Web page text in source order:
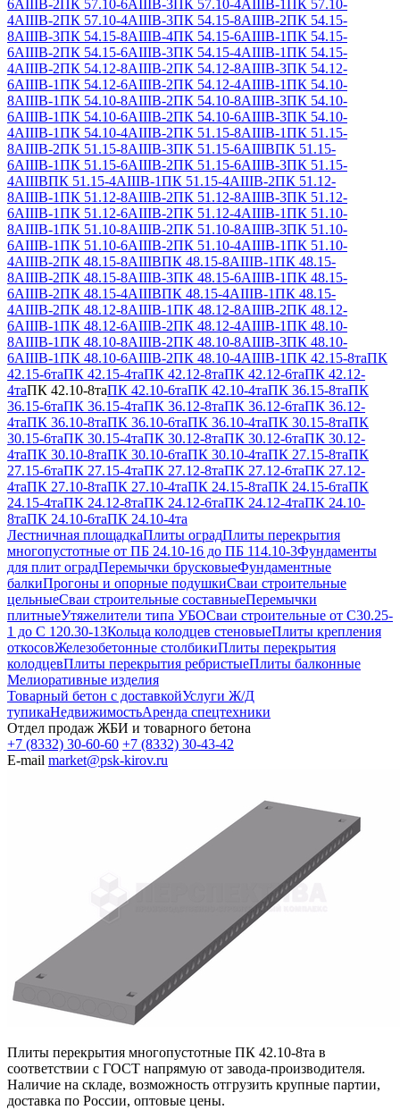
6АIIIВ-2 ПК 57.10-6АIIIВ-3 ПК 57.10-4АIIIВ-1
ПК 57.10-
4АIIIВ-2ПК 57.10-4АIIIВ-3ПК 54.15-8АIIIВ-2ПК 54.15-
8АIIIВ-3ПК 54.15-8АIIIВ-4ПК 54.15-6АIIIВ-1ПК 54.15-
6АIIIВ-2ПК 54.15-6АIIIВ-3ПК 54.15-4АIIIВ-1ПК 54.15-
4АIIIВ-2ПК 54.12-8АIIIВ-2ПК 54.12-8АIIIВ-3ПК 54.12-
6АIIIВ-1ПК 54.12-6АIIIВ-2ПК 54.12-4АIIIВ-1ПК 54.10-
8АIIIВ-1ПК 54.10-8АIIIВ-2ПК 54.10-8АIIIВ-3ПК 54.10-
6АIIIВ-1ПК 54.10-6АIIIВ-2ПК 54.10-6АIIIВ-3ПК 54.10-
4АIIIВ-1ПК 54.10-4АIIIВ-2ПК 51.15-8АIIIВ-1ПК 51.15-
8АIIIВ-2ПК 51.15-8АIIIВ-3ПК 51.15-6АIIIВПК 51.15-
6АIIIВ-1ПК 51.15-6АIIIВ-2ПК 51.15-6АIIIВ-3ПК 51.15-
4АIIIВПК 51.15-4АIIIВ-1ПК 51.15-4АIIIВ-2ПК 51.12-
8АIIIВ-1ПК 51.12-8АIIIВ-2ПК 51.12-8АIIIВ-3ПК 51.12-
6АIIIВ-1ПК 51.12-6АIIIВ-2ПК 51.12-4АIIIВ-1ПК 51.10-
8АIIIВ-1ПК 51.10-8АIIIВ-2ПК 51.10-8АIIIВ-3ПК 51.10-
6АIIIВ-1ПК 51.10-6АIIIВ-2ПК 51.10-4АIIIВ-1ПК 51.10-
4АIIIВ-2ПК 48.15-8АIIIВПК 48.15-8АIIIВ-1ПК 48.15-
8АIIIВ-2ПК 48.15-8АIIIВ-3ПК 48.15-6АIIIВ-1ПК 48.15-
6АIIIВ-2ПК 48.15-4АIIIВПК 48.15-4АIIIВ-1ПК 48.15-
4АIIIВ-2ПК 48.12-8АIIIВ-1ПК 48.12-8АIIIВ-2ПК 48.12-
6АIIIВ-1ПК 48.12-6АIIIВ-2ПК 48.12-4АIIIВ-1ПК 48.10-
8АIIIВ-1ПК 48.10-8АIIIВ-2ПК 48.10-8АIIIВ-3ПК 48.10-
6АIIIВ-1ПК 48.10-6АIIIВ-2ПК 48.10-4АIIIВ-1ПК 42.15-8таПК
42.15-6таПК 42.15-4таПК 42.12-8таПК 42.12-6таПК 42.12-
4таПК 42.10-8таПК 42.10-6таПК 42.10-4таПК 36.15-8таПК
36.15-6таПК 36.15-4таПК 36.12-8таПК 36.12-6таПК 36.12-
4таПК 36.10-8таПК 36.10-6таПК 36.10-4таПК 30.15-8таПК
30.15-6таПК 30.15-4таПК 30.12-8таПК 30.12-6таПК 30.12-
4таПК 30.10-8таПК 30.10-6таПК 30.10-4таПК 27.15-8таПК
27.15-6таПК 27.15-4таПК 27.12-8таПК 27.12-6таПК 27.12-
4таПК 27.10-8таПК 27.10-4таПК 24.15-8таПК 24.15-6таПК
24.15-4таПК 24.12-8таПК 24.12-6таПК 24.12-4таПК 24.10-
8таПК 24.10-6таПК 24.10-4та
Лестничная площадкаПлиты оградПлиты перекрытия
многопустотные от ПБ 24.10-16 до ПБ 114.10-3Фундаменты
для плит оградПеремычки брусковыеФундаментные
балкиПрогоны и опорные подушкиСваи строительные
цельныеСваи строительные составныеПеремычки
плитныеУтяжелители типа УБОСваи строительные от С30.25-
1 до С 120.30-13Кольца колодцев стеновыеПлиты крепления
откосовЖелезобетонные столбикиПлиты перекрытия
колодцевПлиты перекрытия ребристыеПлиты балконные
Мелиоративные изделия
Товарный бетон с доставкойУслуги Ж/Д
тупикаНедвижимостьАренда спецтехники
Отдел продаж ЖБИ и товарного бетона
+7 (8332) 30-60-60 +7 (8332) 30-43-42
E-mail market@psk-kirov.ru
Плиты перекрытия многопустотные ПК 42.10-8та в
соответствии с ГОСТ напрямую от завода-производителя.
Наличие на складе, возможность отгрузить крупные партии,
доставка по России, оптовые цены.